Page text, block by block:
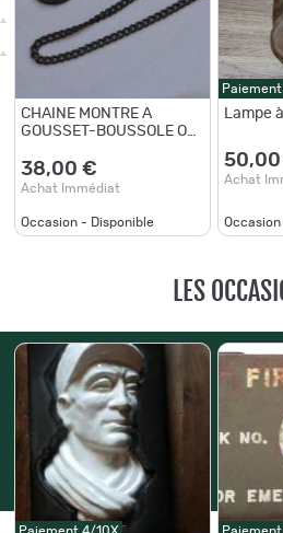
CHAINE MONTRE A
GOUSSET-BOUSSOLE OU
ARTILLERIE-CAVALERIE-
CHASSEUR A PIED-1°WW
38,00 €
Achat Immédiat
Occasion - Disponible
Lampe
Achat
LES